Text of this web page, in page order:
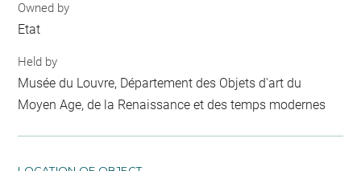
Owned by
Etat
Held by
Musée du Louvre, Département des Objets d'art du
Moyen Age, de la Renaissance et des temps modernes